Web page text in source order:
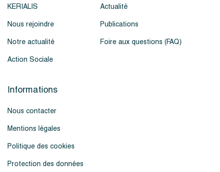
KERIALIS
Nous rejoindre
Notre actualité
Action Sociale
Actualité
Publications
Foire aux questions (FAQ)
Informations
Nous contacter
Mentions légales
Politique des cookies
Protection des données